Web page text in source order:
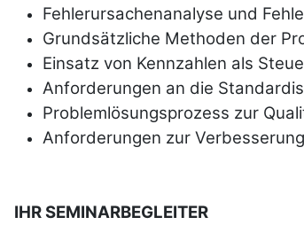
Fehlerursachenanalyse und
Grundsätzliche Methoden der
Einsatz von Kennzahlen als
Anforderungen an die
Problemlösungsprozess zur
Anforderungen zur
IHR SEMINARBEGLEITER